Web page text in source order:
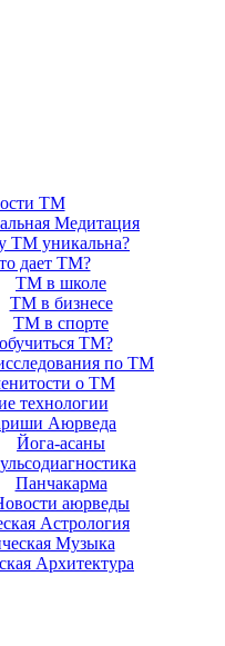
ТМ
Медитация
ТМ уникальна?
дает ТМ?
ТМ в школе
ТМ в бизнесе
ТМ в спорте
ТМ?
по ТМ
о ТМ
технологии
Аюрведа
Йога-асаны
Панчакарма
аюрведы
Астрология
Музыка
Архитектура